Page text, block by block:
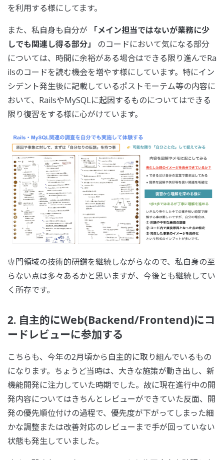
を利用する様にしてます。
また、私自身も自分が
「メイン担当ではないが業務に少
しでも関連し得る部分」
のコードにおいて気になる部分
については、時間に余裕がある場合はできる限り進んでRa
ilsのコードを読む機会を増やす様にしています。特にイン
シデント発生後に記載しているポストモーテム等の内容に
おいて、RailsやMySQLに起因するものについてはできる
限り復習をする様に心がけています。
専門領域の技術的研鑽を継続しながらなので、私自身の至
らない点は多々あるかと思いますが、今後とも継続してい
く所存です。
2. 自主的にWeb(Backend/Frontend)にコ
ードレビューに参加する
こちらも、今年の2月頃から自主的に取り組んでいるもの
になります。ちょうど当時は、大きな施策が動き出し、新
機能開発に注力していた時期でした。故に現在進行中の開
発内容についてはきちんとレビューができていた反面、開
発の優先順位付けの過程で、優先度が下がってしまった細
かな調整または改善対応のレビューまで手が回っていない
状態も発生していました。